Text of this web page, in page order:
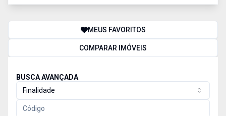
MEUS FAVORITOS
COMPARAR IMÓVEIS
BUSCA AVANÇADA
Finalidade